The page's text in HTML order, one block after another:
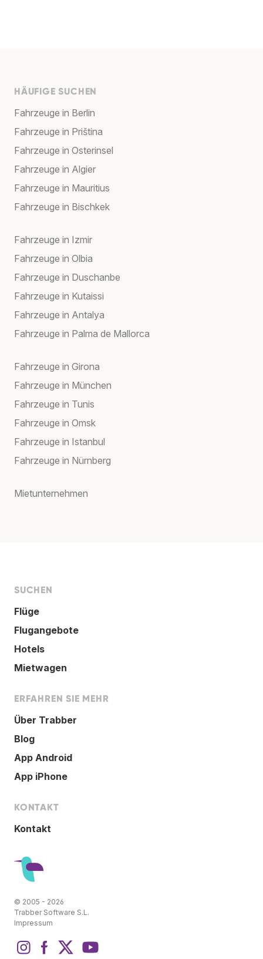
HÄUFIGE SUCHEN
Fahrzeuge in Berlin
Fahrzeuge in Priština
Fahrzeuge in Osterinsel
Fahrzeuge in Algier
Fahrzeuge in Mauritius
Fahrzeuge in Bischkek
Fahrzeuge in Izmir
Fahrzeuge in Olbia
Fahrzeuge in Duschanbe
Fahrzeuge in Kutaissi
Fahrzeuge in Antalya
Fahrzeuge in Palma de Mallorca
Fahrzeuge in Girona
Fahrzeuge in München
Fahrzeuge in Tunis
Fahrzeuge in Omsk
Fahrzeuge in Istanbul
Fahrzeuge in Nürnberg
Mietunternehmen
SUCHEN
Flüge
Flugangebote
Hotels
Mietwagen
ERFAHREN SIE MEHR
Über Trabber
Blog
App Android
App iPhone
KONTAKT
Kontakt
© 2005 - 2026
Trabber Software S.L.
Impressum